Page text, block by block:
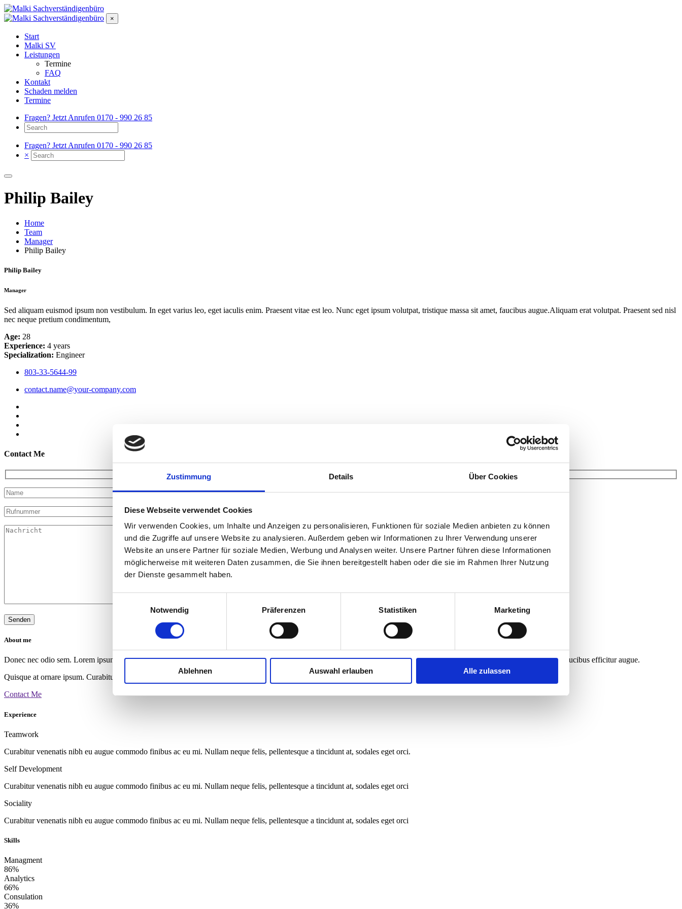
Zustimmung Details Über Cookies
Diese Webseite verwendet Cookies
Wir verwenden Cookies, um Inhalte und Anzeigen zu personalisieren, Funktionen für soziale Medien anbieten zu können
und die Zugriffe auf unsere Website zu analysieren. Außerdem geben wir Informationen zu Ihrer Verwendung unserer
Website an unsere Partner für soziale Medien, Werbung und Analysen weiter. Unsere Partner führen diese Informationen
möglicherweise mit weiteren Daten zusammen, die Sie ihnen bereitgestellt haben oder die sie im Rahmen Ihrer Nutzung
der Dienste gesammelt haben.
Notwendig
Präferenzen Statistiken Marketing
Ablehnen Auswahl erlauben Alle zulassen
×
Start
Malki SV
Leistungen
Termine
FAQ
Kontakt
Schaden melden
Termine
Fragen? Jetzt Anrufen 0170 - 990 26 85
Fragen? Jetzt Anrufen 0170 - 990 26 85
×
Philip Bailey
Home
Team
Manager
Philip Bailey
Philip Bailey
Manager
Sed aliquam euismod ipsum non vestibulum. In eget varius leo, eget iaculis enim. Praesent vitae est leo. Nunc eget ipsum volutpat, tristique massa sit amet, faucibus augue.Aliquam erat volutpat. Praesent sed nisl
nec neque pretium condimentum,
Age: 28
Experience: 4 years
Specialization: Engineer
803-33-5644-99
contact.name@your-company.com
Contact Me
About me
Donec nec odio sem. Lorem ipsum dolor sit amet, consectetur adipiscing elit. Aenean posuere enim eu tellus condimentum ullamcorper. Quisque dolor risus, blandit et sem eu, faucibus efficitur augue.
Quisque at ornare ipsum. Curabitur viverra, nibh vitae bibendum semper, tortor ipsum euismod mauris, a facilisis ex enim non nibh.
Contact Me
Experience
Teamwork
Curabitur venenatis nibh eu augue commodo finibus ac eu mi. Nullam neque felis, pellentesque a tincidunt at, sodales eget orci.
Self Development
Curabitur venenatis nibh eu augue commodo finibus ac eu mi. Nullam neque felis, pellentesque a tincidunt at, sodales eget orci
Sociality
Curabitur venenatis nibh eu augue commodo finibus ac eu mi. Nullam neque felis, pellentesque a tincidunt at, sodales eget orci
Skills
Managment
86%
Analytics
66%
Consulation
36%